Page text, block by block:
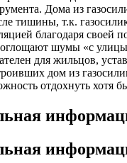
Дома из
тишины, т.к.
благодаря своей
шумы «с
для жильцов,
дом из
отдохнуть хотя